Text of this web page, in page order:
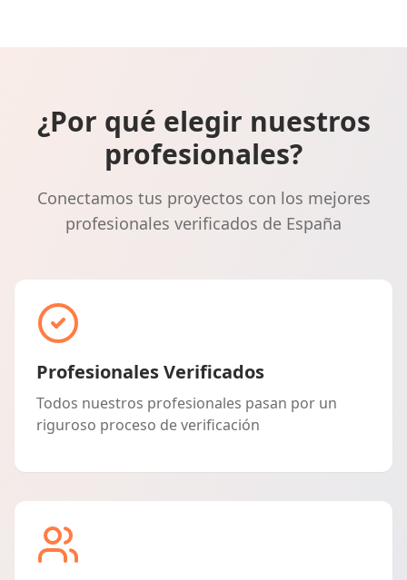
¿Por qué elegir nuestros
profesionales?
Conectamos tus proyectos con los mejores
profesionales verificados de España
Profesionales Verificados
Todos nuestros profesionales pasan por un
riguroso proceso de verificación